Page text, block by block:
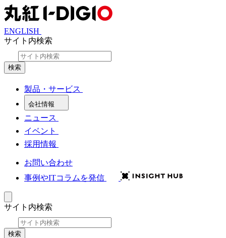
ENGLISH
サイト内検索
検索
製品・サービス
会社情報
ニュース
イベント
採用情報
お問い合わせ
事例やITコラムを発信
サイト内検索
検索